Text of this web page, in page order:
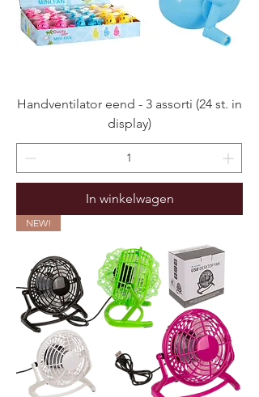
Handventilator eend - 3 assorti (24 st. in
display)
In winkelwagen
NEW!